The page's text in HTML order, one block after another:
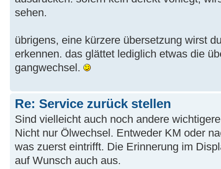
sehen.
übrigens, eine kürzere übersetzung wirst
erkennen. das glättet lediglich etwas die
gangwechsel.
Re: Service zurück stellen
Sind vielleicht auch noch andere
Nicht nur Ölwechsel. Entweder KM oder
was zuerst eintrifft. Die Erinnerung im
auf Wunsch auch aus.